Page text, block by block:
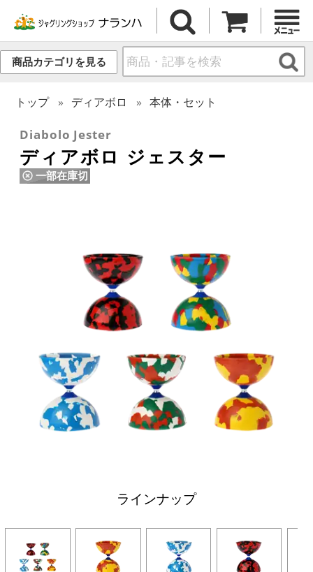
商品カテゴリを見る
トップ ディアボロ 本体・セット
Diabolo Jester
ディアボロ ジェスター
一部在庫切
ラインナップ